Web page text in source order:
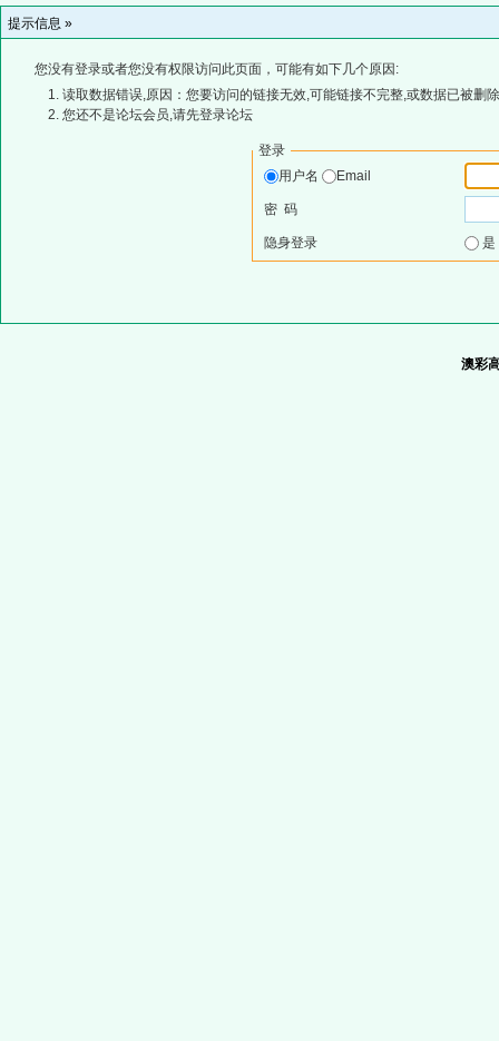
提示信息 »
您没有登录或者您没有权限访问此页面，可能有如下几个原因:
读取数据错误,原因：您要访问的链接无效,可能链接不完整,或数据已被删
您还不是论坛会员,请先登录论坛
登录
用户名
Email
密 码
隐身登录
澳彩